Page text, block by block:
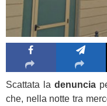
Scattata la denuncia
che, nella notte tra